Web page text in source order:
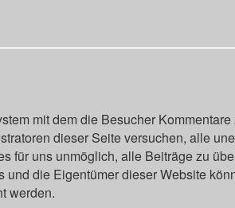
mit dem die Besucher
dieser Seite versuchen, alle
für uns unmöglich, alle Beiträge zu
die Eigentümer dieser Website
werden.